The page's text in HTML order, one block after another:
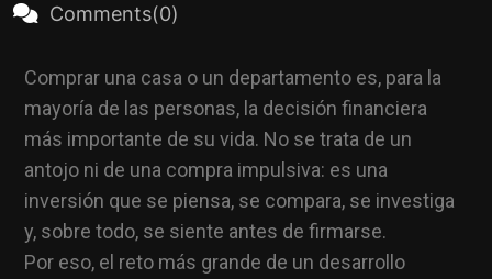
Comments(0)
Comprar una casa o un departamento es, para la
mayoría de las personas, la decisión financiera
más importante de su vida. No se trata de un
antojo ni de una compra impulsiva: es una
inversión que se piensa, se compara, se investiga
y, sobre todo, se siente antes de firmarse.
Por eso, el reto más grande de un desarrollo